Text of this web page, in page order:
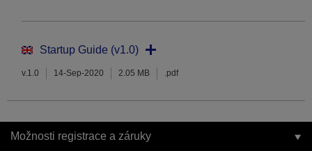
Startup Guide (v1.0)
v.1.0 14-Sep-2020 2.05 MB .pdf
Možnosti registrace a záruky